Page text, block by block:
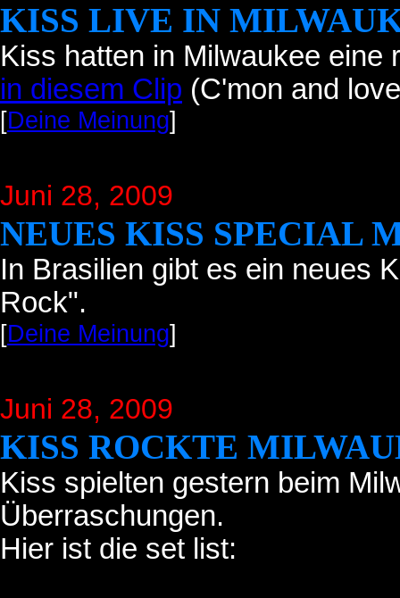
KISS LIVE IN
Kiss hatten in Milwaukee
in diesem Clip (C'mon and
[Deine Meinung]
Juni 28, 2009
NEUES KISS SPECIAL
In Brasilien gibt es ein neues
Rock".
[Deine Meinung]
Juni 28, 2009
KISS ROCKTE
Kiss spielten gestern beim
Überraschungen.
Hier ist die set list: